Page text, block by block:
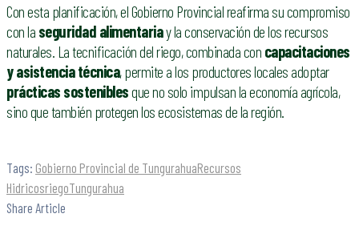
Con esta planificación, el Gobierno Provincial reafirma su compromiso
con la seguridad alimentariay la conservación de los recursos
naturales. La tecnificación del riego, combinada con capacitaciones
y asistencia técnica, permite a los productores locales adoptar
prácticas sosteniblesque no solo impulsan la economía agrícola,
sino que también protegen los ecosistemas de la región.
Tags: Gobierno Provincial de TungurahuaRecursos
HidricosriegoTungurahua
Share Article